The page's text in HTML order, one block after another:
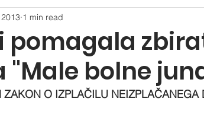
pomagala
"Male bolne
1 min read
O IZPLAČILU NEIZPLAČANEGA